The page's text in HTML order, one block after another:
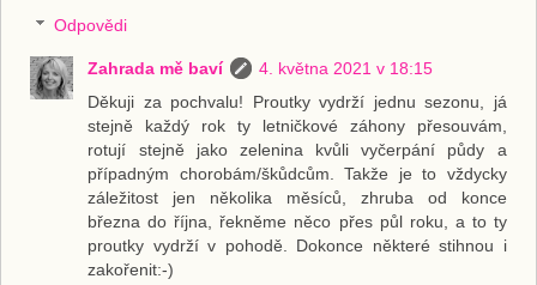
Odpovědi
Zahrada mě baví
4. května 2021 v 18:15
Děkuji za pochvalu! Proutky vydrží jednu sezonu, já
stejně každý rok ty letničkové záhony přesouvám,
rotují stejně jako zelenina kvůli vyčerpání půdy a
případným chorobám/škůdcům. Takže je to vždycky
záležitost jen několika měsíců, zhruba od konce
března do října, řekněme něco přes půl roku, a to ty
proutky vydrží v pohodě. Dokonce některé stihnou i
zakořenit:-)